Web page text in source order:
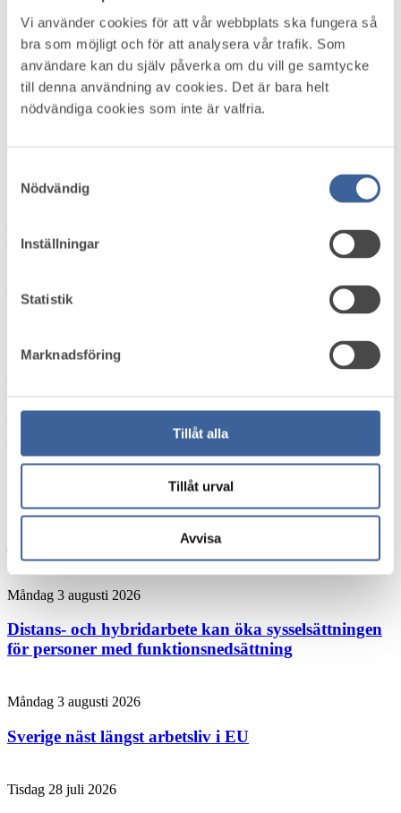
Vi använder cookies för att vår webbplats ska fungera så
bra som möjligt och för att analysera vår trafik. Som
användare kan du själv påverka om du vill ge samtycke
till denna användning av cookies. Det är bara helt
nödvändiga cookies som inte är valfria.
Nödvändig
Inställningar
Statistik
Marknadsföring
Tillåt alla
Tillåt urval
Avvisa
Måndag 2 mars 2026
Källa: Regeringskansliet
Ingen ska fastna i sjukskrivning längre än nödvändigt. Nu har
regeringens lagförslag om arbetsprövning utan att förlora sin
sjukpenning trätt i kraft. Reformen innebär att det blir möjligt att
Aktuellt i omvärlden
energi och riktning
Onsdag 5 augusti 2026
Hybridjobb förbättrar arbetsmiljön visar unik
Forskaren: Den här chefsvanan kan rädda liv på
Måndag 3 augusti 2026
Distans- och hybridarbete kan öka sysselsättningen
för personer med funktionsnedsättning
Måndag 3 augusti 2026
Sverige näst längst arbetsliv i EU
Tisdag 28 juli 2026